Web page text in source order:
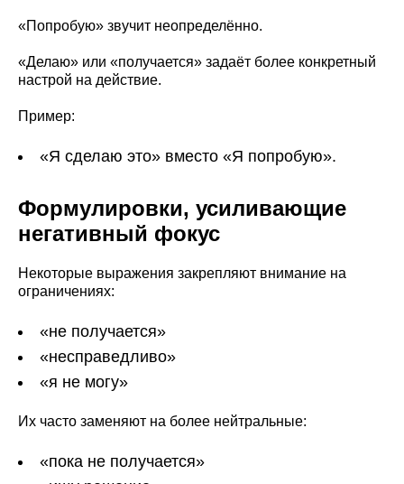
«Попробую» звучит неопределённо.
«Делаю» или «получается» задаёт более конкретный
настрой на действие.
Пример:
«Я сделаю это» вместо «Я попробую».
Формулировки, усиливающие
негативный фокус
Некоторые выражения закрепляют внимание на
ограничениях:
«не получается»
«несправедливо»
«я не могу»
Их часто заменяют на более нейтральные:
«пока не получается»